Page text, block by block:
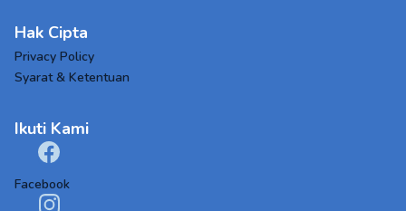
Hak Cipta
Privacy Policy
Syarat & Ketentuan
Ikuti Kami
Facebook